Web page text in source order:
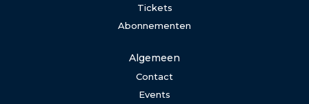
Tickets
Abonnementen
Algemeen
Contact
Events